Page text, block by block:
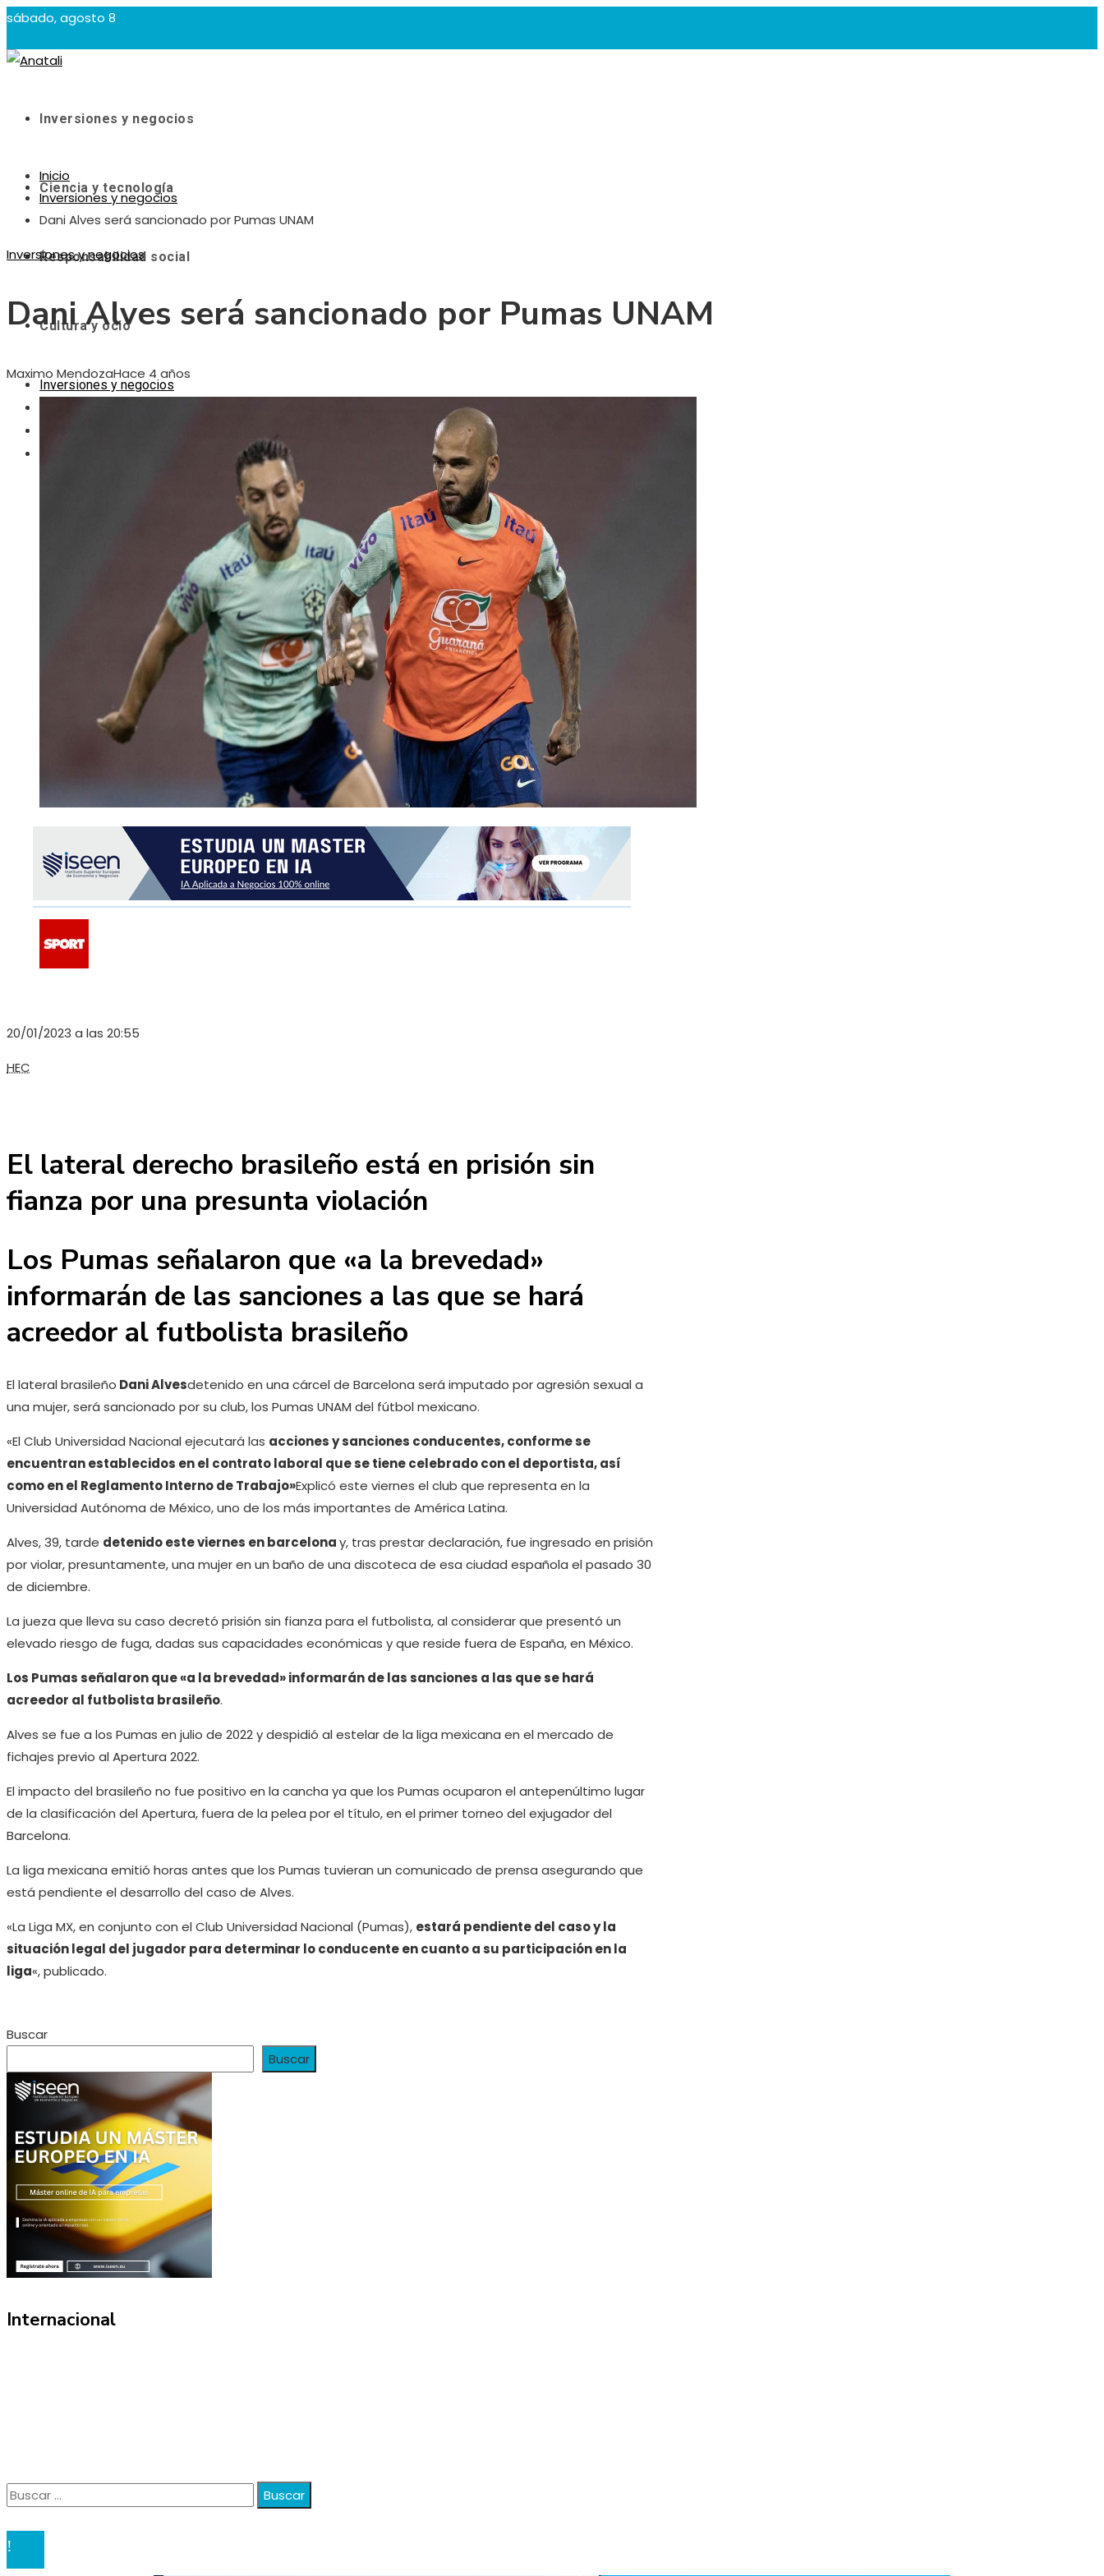
sábado, agosto 8
Inversiones y negocios
Ciencia y tecnología
Responsabilidad social
Cultura y ocio
Inversiones y negocios
Inicio
Inversiones y negocios
Dani Alves será sancionado por Pumas UNAM
Inversiones y negocios
Dani Alves será sancionado por Pumas UNAM
Maximo MendozaHace 4 años
20/01/2023 a las 20:55
HEC
El lateral derecho brasileño está en prisión sin
fianza por una presunta violación
Los Pumas señalaron que «a la brevedad»
informarán de las sanciones a las que se hará
acreedor al futbolista brasileño
El lateral brasileño Dani Alvesdetenido en una cárcel de Barcelona será imputado por agresión sexual a
una mujer, será sancionado por su club, los Pumas UNAM del fútbol mexicano.
«El Club Universidad Nacional ejecutará las acciones y sanciones conducentes, conforme se
encuentran establecidos en el contrato laboral que se tiene celebrado con el deportista, así
como en el Reglamento Interno de Trabajo»Explicó este viernes el club que representa en la
Universidad Autónoma de México, uno de los más importantes de América Latina.
Alves, 39, tarde detenido este viernes en barcelonay, tras prestar declaración, fue ingresado en prisión
por violar, presuntamente, una mujer en un baño de una discoteca de esa ciudad española el pasado 30
de diciembre.
La jueza que lleva su caso decretó prisión sin fianza para el futbolista, al considerar que presentó un
elevado riesgo de fuga, dadas sus capacidades económicas y que reside fuera de España, en México.
Los Pumas señalaron que «a la brevedad» informarán de las sanciones a las que se hará
acreedor al futbolista brasileño.
Alves se fue a los Pumas en julio de 2022 y despidió al estelar de la liga mexicana en el mercado de
fichajes previo al Apertura 2022.
El impacto del brasileño no fue positivo en la cancha ya que los Pumas ocuparon el antepenúltimo lugar
de la clasificación del Apertura, fuera de la pelea por el título, en el primer torneo del exjugador del
Barcelona.
La liga mexicana emitió horas antes que los Pumas tuvieran un comunicado de prensa asegurando que
está pendiente el desarrollo del caso de Alves.
«La Liga MX, en conjunto con el Club Universidad Nacional (Pumas), estará pendiente del caso y la
situación legal del jugador para determinar lo conducente en cuanto a su participación en la
liga«, publicado.
Buscar
Buscar
Internacional
Buscar: